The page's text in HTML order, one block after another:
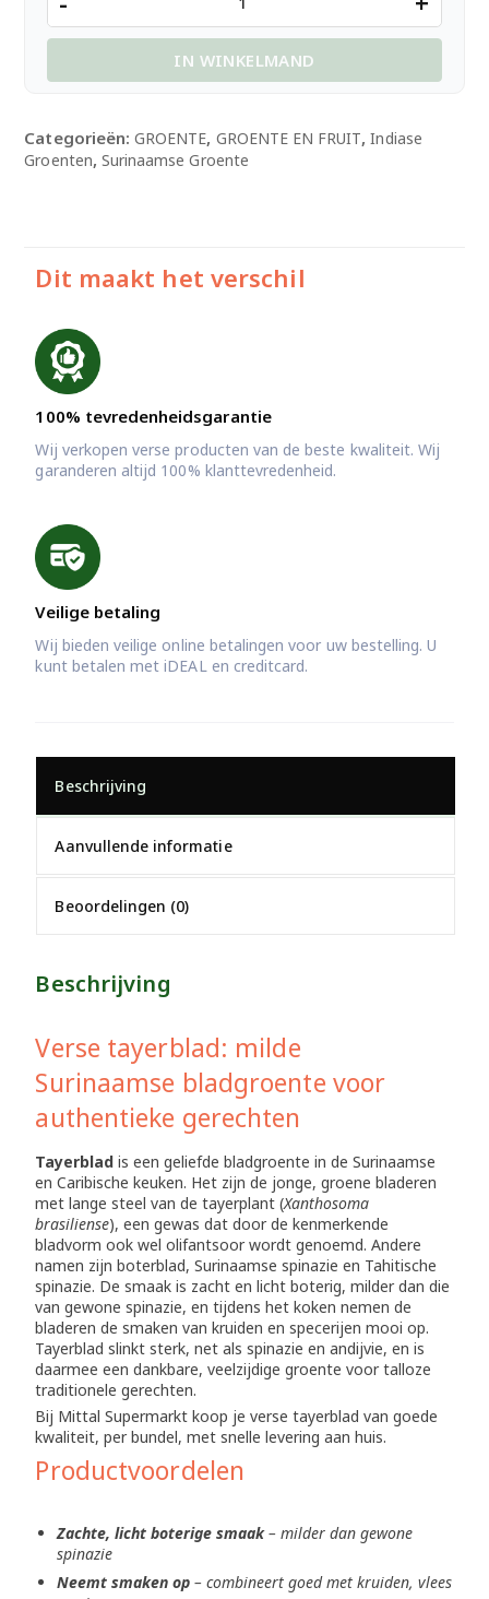
Tayerblad
per
Milde
Bladgroente
aantal
IN WINKELMAND
Categorieën:GROENTE, GROENTE EN FRUIT,Indiase
Groenten, Surinaamse Groente
Dit maakt het verschil
100% tevredenheidsgarantie
Wij verkopen verse producten van de beste kwaliteit. Wij
garanderen altijd 100% klanttevredenheid.
Veilige betaling
Wij bieden veilige online betalingen voor uw bestelling. U
kunt betalen met iDEAL en creditcard.
Beschrijving
Aanvullende informatie
Beoordelingen (0)
Beschrijving
Verse tayerblad: milde
Surinaamse bladgroente voor
authentieke gerechten
Tayerblad is een geliefde bladgroente in de Surinaamse
en Caribische keuken. Het zijn de jonge, groene bladeren
met lange steel van de tayerplant (Xanthosoma
brasiliense), een gewas dat door de kenmerkende
bladvorm ook wel olifantsoor wordt genoemd. Andere
namen zijn boterblad, Surinaamse spinazie en Tahitische
spinazie. De smaak is zacht en licht boterig, milder dan die
van gewone spinazie, en tijdens het koken nemen de
bladeren de smaken van kruiden en specerijen mooi op.
Tayerblad slinkt sterk, net als spinazie en andijvie, en is
daarmee een dankbare, veelzijdige groente voor talloze
traditionele gerechten.
Bij Mittal Supermarkt koop je verse tayerblad van goede
kwaliteit, per bundel, met snelle levering aan huis.
Productvoordelen
Zachte, licht boterige smaak– milder dan gewone
spinazie
Neemt smaken op – combineert goed met kruiden, vlees